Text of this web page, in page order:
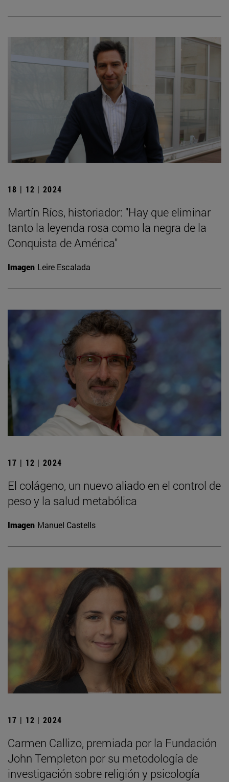
18 | 12 | 2024
Martín Ríos, historiador: "Hay que eliminar
tanto la leyenda rosa como la negra de la
Conquista de América"
Imagen Leire Escalada
17 | 12 | 2024
El colágeno, un nuevo aliado en el control de
peso y la salud metabólica
Imagen Manuel Castells
17 | 12 | 2024
Carmen Callizo, premiada por la Fundación
John Templeton por su metodología de
investigación sobre religión y psicología